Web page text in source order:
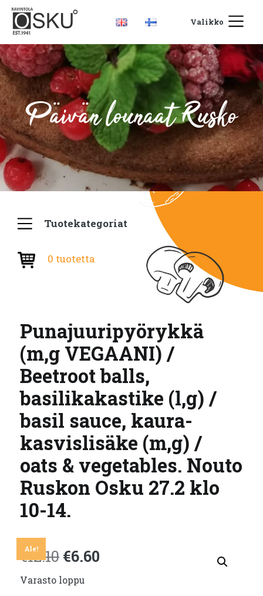
Valikko
Päivän lounaat Rusko
Tuotekategoriat
0 tuotetta
Punajuuripyörykkä
(m,g VEGAANI) /
Beetroot balls,
basilikakastike (l,g) /
basil sauce, kaura-
kasvislisäke (m,g) /
oats & vegetables. Nouto
Ruskon Osku 27.2 klo
10-14.
Ale!
€12.10 Alkuperäinen
hinta
€6.60
Varasto loppu